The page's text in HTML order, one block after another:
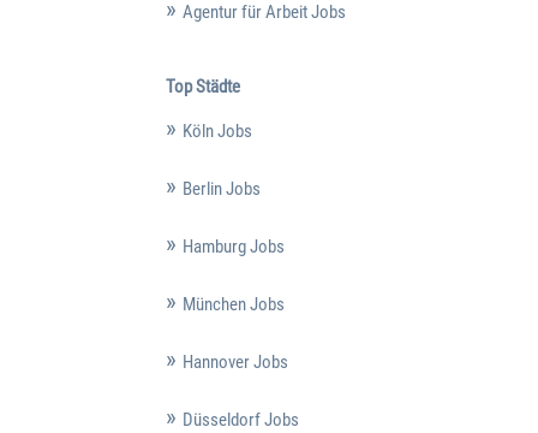
Agentur für Arbeit Jobs
Top Städte
Köln Jobs
Berlin Jobs
Hamburg Jobs
München Jobs
Hannover Jobs
Düsseldorf Jobs